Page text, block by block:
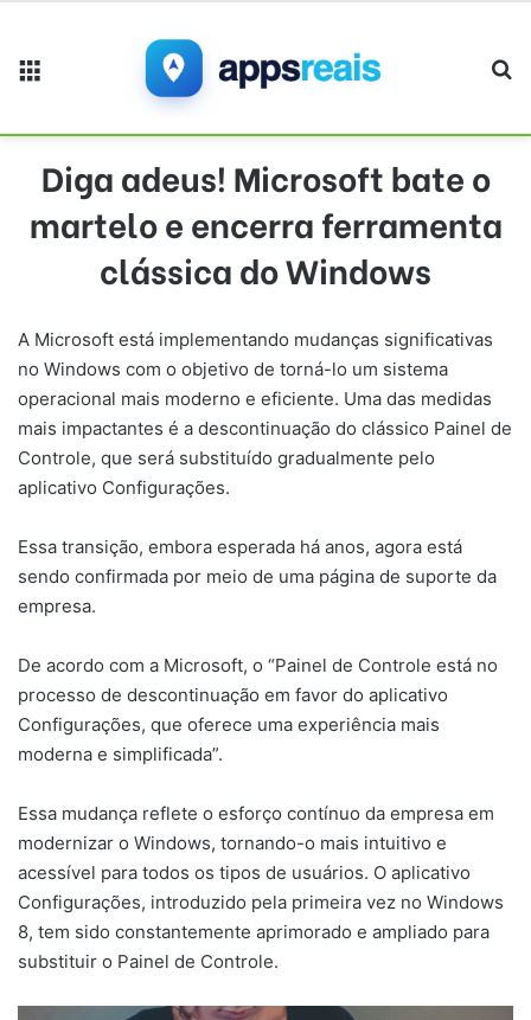
Diga adeus! Microsoft bate o
martelo e encerra ferramenta
clássica do Windows
A Microsoft está implementando mudanças significativas
no Windows com o objetivo de torná-lo um sistema
operacional mais moderno e eficiente. Uma das medidas
mais impactantes é a descontinuação do clássico Painel de
Controle, que será substituído gradualmente pelo
aplicativo Configurações.
Essa transição, embora esperada há anos, agora está
sendo confirmada por meio de uma página de suporte da
empresa.
De acordo com a Microsoft, o “Painel de Controle está no
processo de descontinuação em favor do aplicativo
Configurações, que oferece uma experiência mais
moderna e simplificada”.
Essa mudança reflete o esforço contínuo da empresa em
modernizar o Windows, tornando-o mais intuitivo e
acessível para todos os tipos de usuários. O aplicativo
Configurações, introduzido pela primeira vez no Windows
8, tem sido constantemente aprimorado e ampliado para
substituir o Painel de Controle.